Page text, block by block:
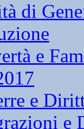
di
e
e
e